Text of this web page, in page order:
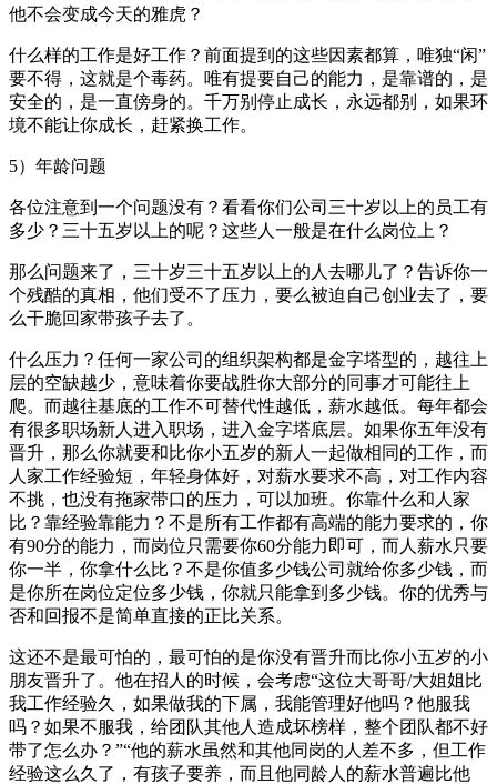
他不会变成今天的雅虎？
什么样的工作是好工作？前面提到的这些因素都算，唯独“闲”
要不得，这就是个毒药。唯有提要自己的能力，是靠谱的，是
安全的，是一直傍身的。千万别停止成长，永远都别，如果环
境不能让你成长，赶紧换工作。
5）年龄问题
各位注意到一个问题没有？看看你们公司三十岁以上的员工有
多少？三十五岁以上的呢？这些人一般是在什么岗位上？
那么问题来了，三十岁三十五岁以上的人去哪儿了？告诉你一
个残酷的真相，他们受不了压力，要么被迫自己创业去了，要
么干脆回家带孩子去了。
什么压力？任何一家公司的组织架构都是金字塔型的，越往上
层的空缺越少，意味着你要战胜你大部分的同事才可能往上
爬。而越往基底的工作不可替代性越低，薪水越低。每年都会
有很多职场新人进入职场，进入金字塔底层。如果你五年没有
晋升，那么你就要和比你小五岁的新人一起做相同的工作，而
人家工作经验短，年轻身体好，对薪水要求不高，对工作内容
不挑，也没有拖家带口的压力，可以加班。你靠什么和人家
比？靠经验靠能力？不是所有工作都有高端的能力要求的，你
有90分的能力，而岗位只需要你60分能力即可，而人薪水只要
你一半，你拿什么比？不是你值多少钱公司就给你多少钱，而
是你所在岗位定位多少钱，你就只能拿到多少钱。你的优秀与
否和回报不是简单直接的正比关系。
这还不是最可怕的，最可怕的是你没有晋升而比你小五岁的小
朋友晋升了。他在招人的时候，会考虑“这位大哥哥/大姐姐比
我工作经验久，如果做我的下属，我能管理好他吗？他服我
吗？如果不服我，给团队其他人造成坏榜样，整个团队都不好
带了怎么办？”“他的薪水虽然和其他同岗的人差不多，但工作
经验这么久了，有孩子要养，而且他同龄人的薪水普遍比他